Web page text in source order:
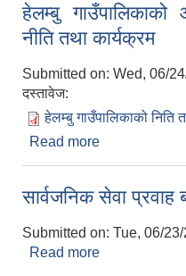
हेलम्बु
नीति तथा कार्यक्रम
Submitted on: Wed, 06/
दस्तावेज:
हेलम्बु गाउँपालिकाको
Read more
सार्वजनिक सेवा
Submitted on: Tue, 06/
Read more